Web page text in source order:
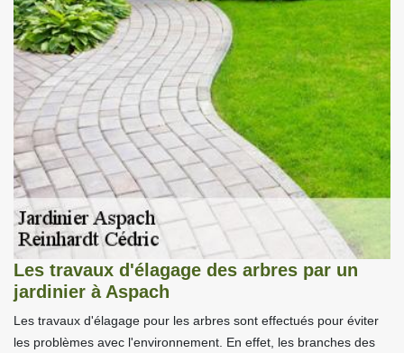
Les travaux d'élagage des arbres par un
jardinier à Aspach
Les travaux d'élagage pour les arbres sont effectués pour éviter
les problèmes avec l'environnement. En effet, les branches des